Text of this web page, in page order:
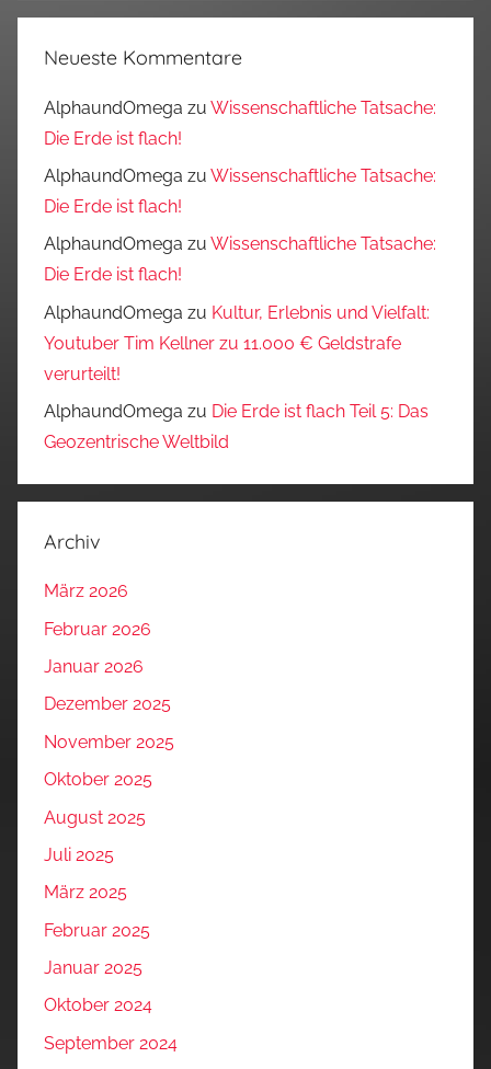
Neueste Kommentare
AlphaundOmega zu Wissenschaftliche Tatsache:
Die Erde ist flach!
AlphaundOmega zu Wissenschaftliche Tatsache:
Die Erde ist flach!
AlphaundOmega zu Wissenschaftliche Tatsache:
Die Erde ist flach!
AlphaundOmega zu Kultur, Erlebnis und Vielfalt:
Youtuber Tim Kellner zu 11.000 € Geldstrafe
verurteilt!
AlphaundOmega zu Die Erde ist flach Teil 5: Das
Geozentrische Weltbild
Archiv
März 2026
Februar 2026
Januar 2026
Dezember 2025
November 2025
Oktober 2025
August 2025
Juli 2025
März 2025
Februar 2025
Januar 2025
Oktober 2024
September 2024